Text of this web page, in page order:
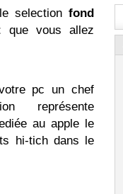
selection fond
que vous allez
pc un chef
représente
au apple le
hi-tich dans le